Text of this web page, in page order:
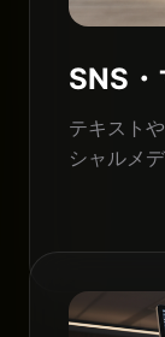
SNS
テキスト
シャルメ